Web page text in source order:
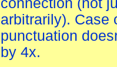
arbitrarily). Case
punctuation
by 4x.